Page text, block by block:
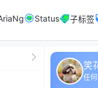
Status 子标签
笑
任